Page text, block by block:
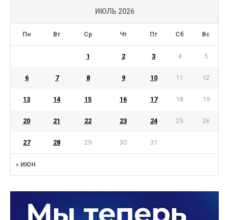
ИЮЛЬ 2026
Пн Вт Ср Чт Пт Сб Вс
« ИЮН
1 2 3 4 5
6 7 8 9 10 11 12
13 14 15 16 17 18 19
20 21 22 23 24 25 26
27 28 29 30 31